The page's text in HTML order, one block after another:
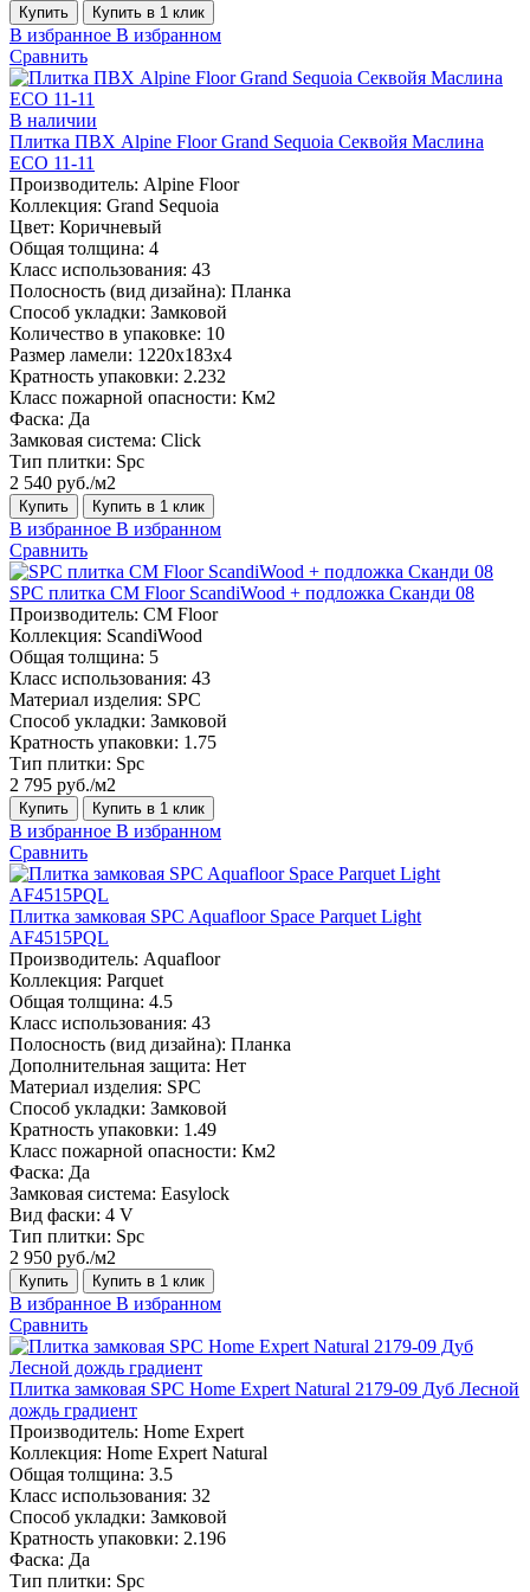
Купить Купить в 1 клик
В избранное В избранном
Сравнить
В наличии
Плитка ПВХ Alpine Floor Grand Sequoia Секвойя Маслина
ECO 11-11
Производитель: Alpine Floor
Коллекция: Grand Sequoia
Цвет: Коричневый
Общая толщина: 4
Класс использования: 43
Полосность (вид дизайна): Планка
Способ укладки: Замковой
Количество в упаковке: 10
Размер ламели: 1220х183х4
Кратность упаковки: 2.232
Класс пожарной опасности: Км2
Фаска: Да
Замковая система: Click
Тип плитки: Spc
2 540 руб./м2
Купить Купить в 1 клик
В избранное В избранном
Сравнить
SPC плитка CM Floor ScandiWood + подложка Сканди 08
Производитель: CM Floor
Коллекция: ScandiWood
Общая толщина: 5
Класс использования: 43
Материал изделия: SPC
Способ укладки: Замковой
Кратность упаковки: 1.75
Тип плитки: Spc
2 795 руб./м2
Купить Купить в 1 клик
В избранное В избранном
Сравнить
Плитка замковая SPC Aquafloor Space Parquet Light
AF4515PQL
Производитель: Aquafloor
Коллекция: Parquet
Общая толщина: 4.5
Класс использования: 43
Полосность (вид дизайна): Планка
Дополнительная защита: Нет
Материал изделия: SPC
Способ укладки: Замковой
Кратность упаковки: 1.49
Класс пожарной опасности: Км2
Фаска: Да
Замковая система: Easylock
Вид фаски: 4 V
Тип плитки: Spc
2 950 руб./м2
Купить Купить в 1 клик
В избранное В избранном
Сравнить
Плитка замковая SPC Home Expert Natural 2179-09 Дуб Лесной
дождь градиент
Производитель: Home Expert
Коллекция: Home Expert Natural
Общая толщина: 3.5
Класс использования: 32
Способ укладки: Замковой
Кратность упаковки: 2.196
Фаска: Да
Тип плитки: Spc